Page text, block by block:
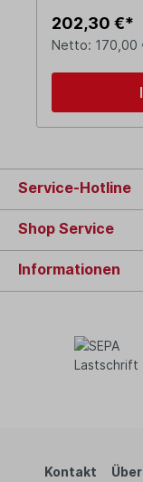
202,30 €*
Netto: 170,00
Service-Hotline
Shop Service
Informationen
Kontakt